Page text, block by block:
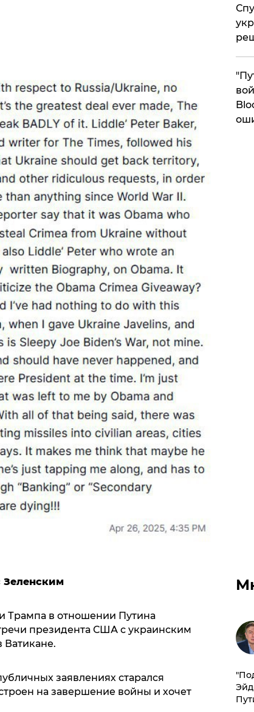
Зеленским
Трампа в отношении Путина
президента США с украинским
заявлениях старался
на завершение войны и хочет